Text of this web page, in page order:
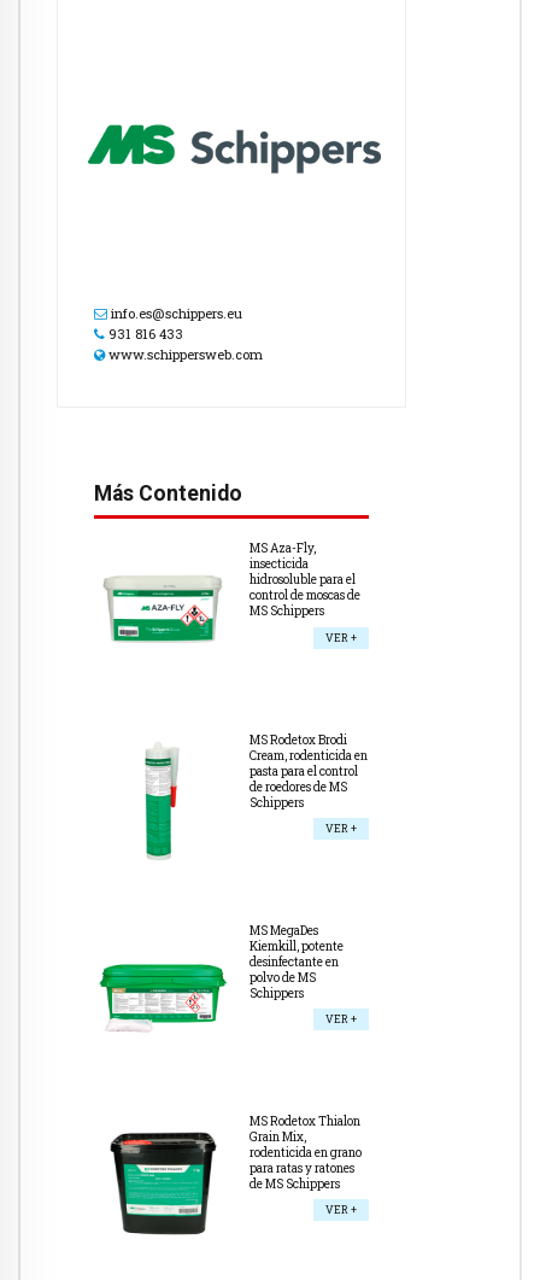
info.es@schippers.eu
931 816 433
www.schippersweb.com
Más Contenido
MS Aza-Fly,
insecticida
hidrosoluble para el
control de moscas de
MS Schippers
VER +
MS Rodetox Brodi
Cream, rodenticida en
pasta para el control
de roedores de MS
Schippers
VER +
MS MegaDes
Kiemkill, potente
desinfectante en
polvo de MS
Schippers
VER +
MS Rodetox Thialon
Grain Mix,
rodenticida en grano
para ratas y ratones
de MS Schippers
VER +